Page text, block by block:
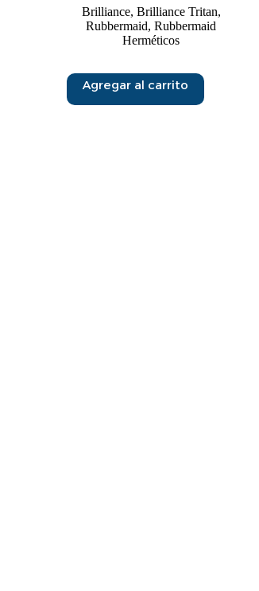
Brilliance, Brilliance Tritan,
Rubbermaid, Rubbermaid
Herméticos
Agregar al carrito